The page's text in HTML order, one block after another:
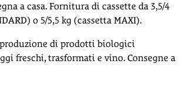
a casa. Fornitura di cassette da 3,5/4
o 5/5,5 kg (cassetta MAXI).
di prodotti biologici
freschi, trasformati e vino. Consegne a